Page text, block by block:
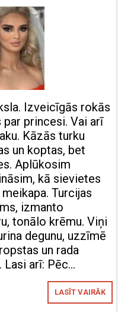
Izveicīgās rokās
par princesi. Vai arī
Kāzās turku
un koptas, bet
Aplūkosim
kā sievietes
Turcijas
izmanto
tonālo krēmu. Viņi
degunu, uzzīmē
un rada
arī: Pēc…
LASĪT VAIRĀK